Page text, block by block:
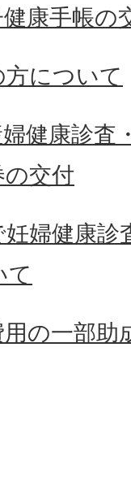
康手帳の
について
健康診査
交付
婦健康診
て
の一部助